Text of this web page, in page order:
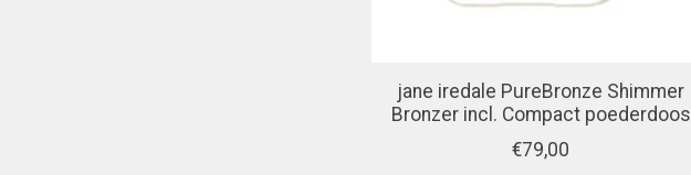
jane iredale PureBronze Shimmer
Bronzer incl. Compact poederdoos
€79,00